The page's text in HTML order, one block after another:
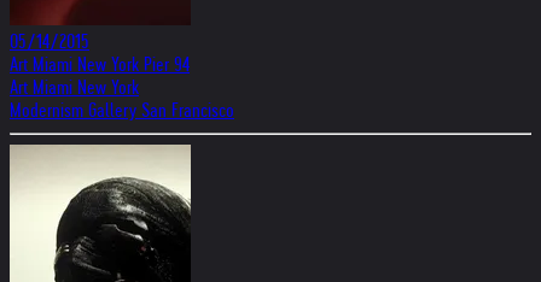
05/14/2015
Art Miami New York Pier 94
Art Miami New York
Modernism Gallery San Francisco